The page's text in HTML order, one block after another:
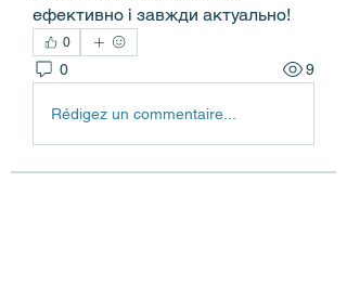
ефективно і завжди актуально!
0
0 9
Rédigez un commentaire...